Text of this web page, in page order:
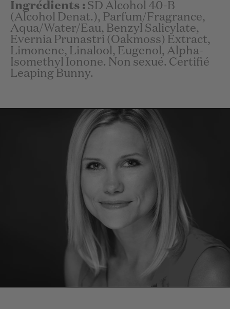
Ingrédients : SD Alcohol 40-B
(Alcohol Denat.), Parfum/Fragrance,
Aqua/Water/Eau, Benzyl Salicylate,
Evernia Prunastri (Oakmoss) Extract,
Limonene, Linalool, Eugenol, Alpha-
Isomethyl Ionone. Non sexué. Certifié
Leaping Bunny.